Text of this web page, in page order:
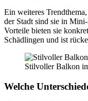
Ein weiteres
der Stadt sind sie in
Vorteile bieten sie
Schädlingen und ist
Stilvoller Balkon
Welche